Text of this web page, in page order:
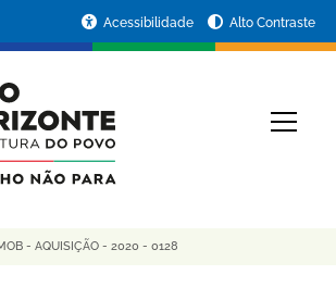
Acessibilidade Alto Contraste
- AQUISIÇÃO - 2020 - 0128